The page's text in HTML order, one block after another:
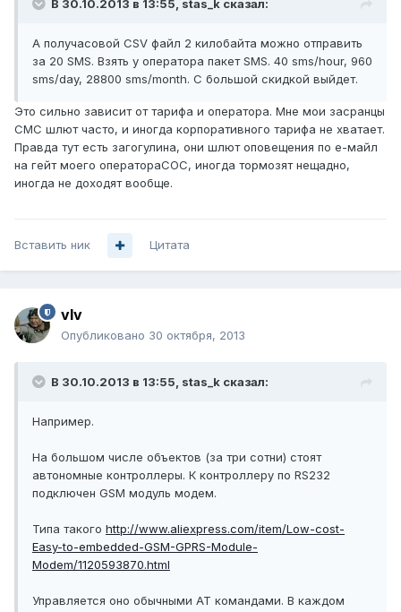
В 30.10.2013 в 13:55, stas_k сказал:
А получасовой CSV файл 2 килобайта можно отправить
за 20 SMS. Взять у оператора пакет SMS. 40 sms/hour, 960
sms/day, 28800 sms/month. С большой скидкой выйдет.
Это сильно зависит от тарифа и оператора. Мне мои засранцы
СМС шлют часто, и иногда корпоративного тарифа не хватает.
Правда тут есть загогулина, они шлют оповещения по е-майл
на гейт моего оператораСОС, иногда тормозят нещадно,
иногда не доходят вообще.
Вставить ник Цитата
vIv
Опубликовано 30 октября, 2013
В 30.10.2013 в 13:55, stas_k сказал:
Например.
На большом числе объектов (за три сотни) стоят
автономные контроллеры. К контроллеру по RS232
подключен GSM модуль модем.
Типа такого http://www.aliexpress.com/item/Low-cost-
Easy-to-embedded-GSM-GPRS-Module-
Modem/1120593870.html
Управляется оно обычными AT командами. В каждом